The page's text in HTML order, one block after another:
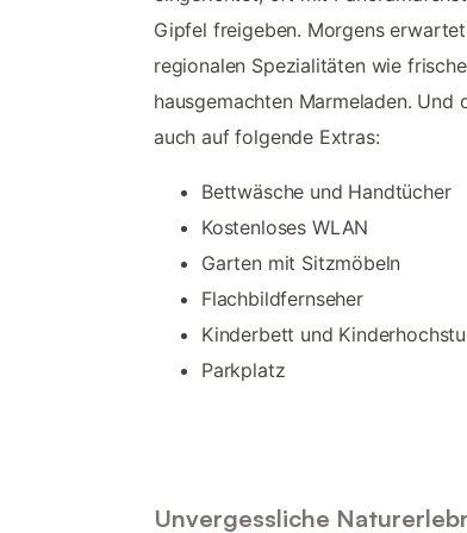
Gipfel freigeben. Morgens
regionalen Spezialitäten wie
hausgemachten Marmeladen.
auch auf folgende Extras:
Bettwäsche und Handtücher
Kostenloses WLAN
Garten mit Sitzmöbeln
Flachbildfernseher
Kinderbett und
Parkplatz
Unvergessliche